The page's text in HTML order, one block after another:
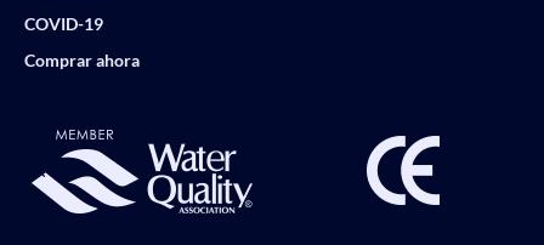
COVID-19
Comprar ahora